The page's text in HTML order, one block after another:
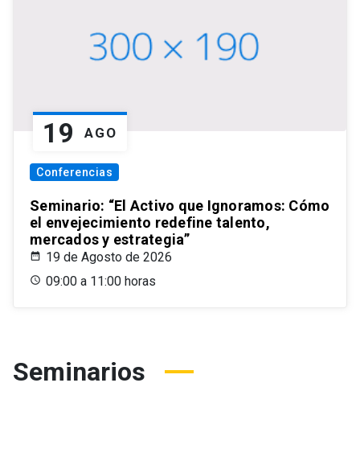
19 AGO
Conferencias
Seminario: “El Activo que Ignoramos: Cómo
el envejecimiento redefine talento,
mercados y estrategia”
19 de Agosto de 2026
09:00 a 11:00 horas
Seminarios